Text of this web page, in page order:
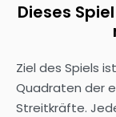
Dieses
Ziel des Spiels
Quadraten der
Streitkräfte.